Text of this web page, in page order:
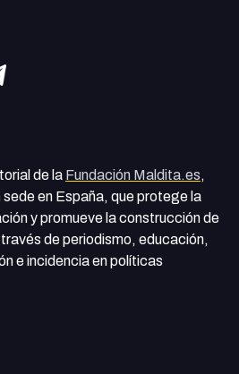
de la Fundación Maldita.es,
sede en España, que protege la
y promueve la construcción de
de periodismo, educación,
e incidencia en políticas